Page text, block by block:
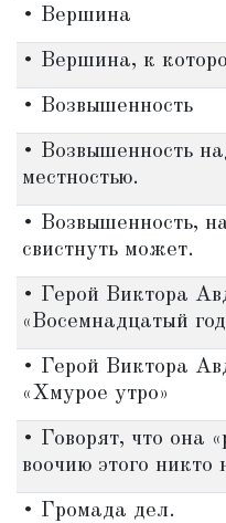
• Вершина
• Вершина, к
• Возвышенность
• Возвышенность
местностью.
• Возвышенность,
свистнуть может.
• Герой Виктора
«Восемнадцатый
• Герой Виктора
«Хмурое утро»
• Говорят, что она
воочию этого никто
• Громада дел.